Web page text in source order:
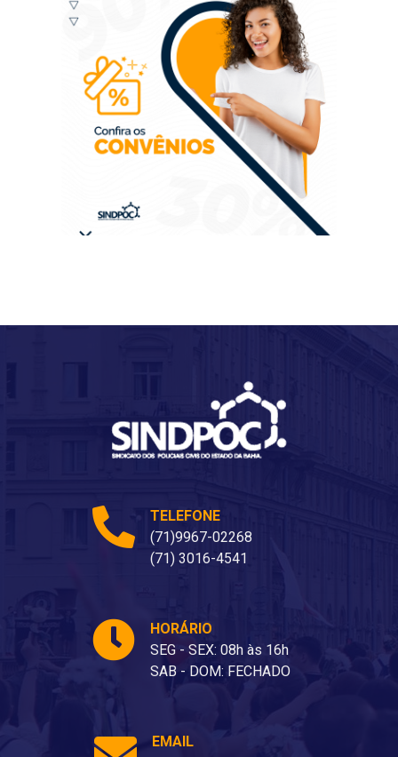
TELEFONE
(71)9967-02268
(71) 3016-4541
HORÁRIO
SEG - SEX: 08h às 16h
SAB - DOM: FECHADO
EMAIL